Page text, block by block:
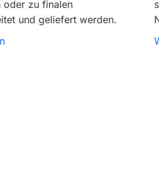
oder zu finalen
und geliefert werden.